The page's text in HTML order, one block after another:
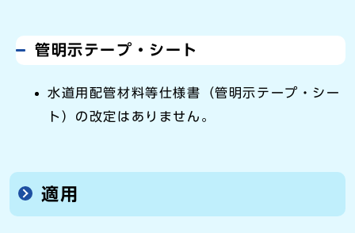
管明示テープ・シート
水道用配管材料等仕様書（管明示テープ・シー
ト）の改定はありません。
適用